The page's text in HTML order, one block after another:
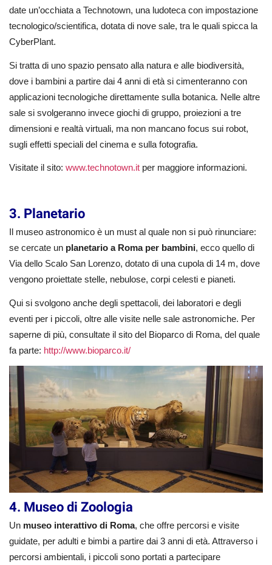
date un’occhiata a Technotown, una ludoteca con impostazione
tecnologico/scientifica, dotata di nove sale, tra le quali spicca la
CyberPlant.
Si tratta di uno spazio pensato alla natura e alle biodiversità,
dove i bambini a partire dai 4 anni di età si cimenteranno con
applicazioni tecnologiche direttamente sulla botanica. Nelle altre
sale si svolgeranno invece giochi di gruppo, proiezioni a tre
dimensioni e realtà virtuali, ma non mancano focus sui robot,
sugli effetti speciali del cinema e sulla fotografia.
Visitate il sito: www.technotown.it per maggiore informazioni.
3. Planetario
Il museo astronomico è un must al quale non si può rinunciare:
se cercate un planetario a Roma per bambini, ecco quello di
Via dello Scalo San Lorenzo, dotato di una cupola di 14 m, dove
vengono proiettate stelle, nebulose, corpi celesti e pianeti.
Qui si svolgono anche degli spettacoli, dei laboratori e degli
eventi per i piccoli, oltre alle visite nelle sale astronomiche. Per
saperne di più, consultate il sito del Bioparco di Roma, del quale
fa parte: http://www.bioparco.it/
4. Museo di Zoologia
Un museo interattivo di Roma, che offre percorsi e visite
guidate, per adulti e bimbi a partire dai 3 anni di età. Attraverso i
percorsi ambientali, i piccoli sono portati a partecipare